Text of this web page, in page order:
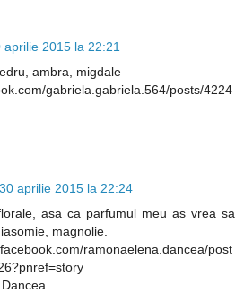
aprilie 2015 la 22:21
ambra, migdale
gabriela.gabriela.564/posts/4224
30 aprilie 2015 la 22:24
asa ca parfumul meu as vrea sa
magnolie.
ramonaelena.dancea/post